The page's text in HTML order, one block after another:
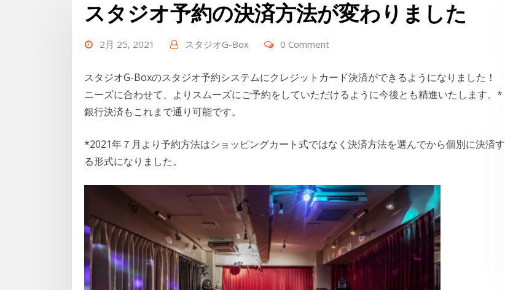
スタジオ予約の決済方法が変わりました
2月 25, 2021 スタジオG-Box 0 Comment
スタジオG-Boxのスタジオ予約システムにクレジットカード決済ができるようになりました！
ニーズに合わせて、よりスムーズにご予約をしていただけるように今後とも精進いたします。*
銀行決済もこれまで通り可能です。
*2021年７月より予約方法はショッピングカート式ではなく決済方法を選んでから個別に決済す
る形式になりました。